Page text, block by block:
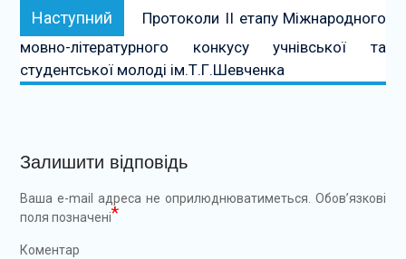
Наступний Наступний:
Протоколи ІІ етапу Міжнародного
мовно-літературного конкусу учнівської та
студентської молоді ім.Т.Г.Шевченка
Залишити відповідь
Ваша e-mail адреса не оприлюднюватиметься. Обов’язкові
поля позначені*
Коментар